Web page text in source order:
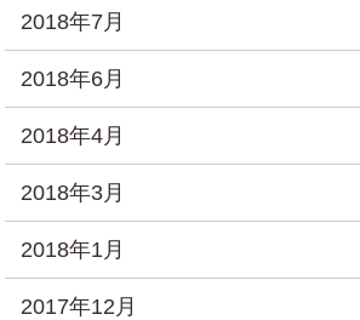
2018年7月
2018年6月
2018年4月
2018年3月
2018年1月
2017年12月